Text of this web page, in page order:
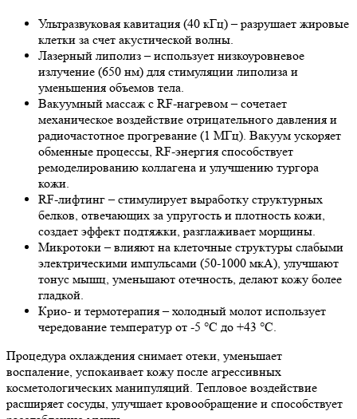
Ультразвуковая кавитация (40 кГц) – разрушает жировые
клетки за счет акустической волны.
Лазерный липолиз – использует низкоуровневое
излучение (650 нм) для стимуляции липолиза и
уменьшения объемов тела.
Вакуумный массаж с RF-нагревом – сочетает
механическое воздействие отрицательного давления и
радиочастотное прогревание (1 МГц). Вакуум ускоряет
обменные процессы, RF-энергия способствует
ремоделированию коллагена и улучшению тургора
кожи.
RF-лифтинг – стимулирует выработку структурных
белков, отвечающих за упругость и плотность кожи,
создает эффект подтяжки, разглаживает морщины.
Микротоки – влияют на клеточные структуры слабыми
электрическими импульсами (50-1000 мкА), улучшают
тонус мышц, уменьшают отечность, делают кожу более
гладкой.
Крио- и термотерапия – холодный молот использует
чередование температур от -5 °С до +43 °С.
Процедура охлаждения снимает отеки, уменьшает
воспаление, успокаивает кожу после агрессивных
косметологических манипуляций. Тепловое воздействие
расширяет сосуды, улучшает кровообращение и способствует